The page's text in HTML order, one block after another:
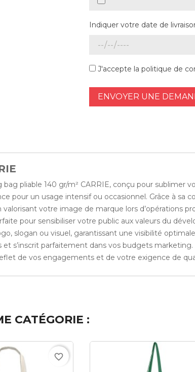
Indiquer votre date de
J'accepte la politique de
ENVOYER UNE
pliable 140 gr/m² CARRIE, conçu pour sublimer
pour un usage intensif ou occasionnel. Grâce à sa
votre image de marque lors d’opérations
pour sensibiliser votre public aux valeurs du
slogan ou visuel, garantissant une visibilité
s’inscrit parfaitement dans vos budgets
de vos engagements et de votre exigence de
CATÉGORIE :
favorite_border